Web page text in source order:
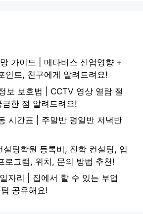
가이드 | 메타버스 산업영향 +
인트, 친구에게 알려드려요!
보 보호법 | CCTV 영상 열람 절
한 점 알려드려요!
시간표 | 주말반 평일반 저녁반
설팅학원 등록비, 진학 컨설팅, 입
로그램, 위치, 문의 방법 추천!
자리 | 집에서 할 수 있는 부업
공유해요!